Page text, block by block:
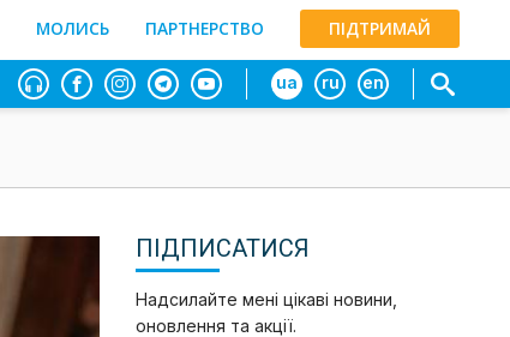
МОЛИСЬ ПАРТНЕРСТВО ПІДТРИМАЙ
ua ru en
ПІДПИСАТИСЯ
Надсилайте мені цікаві новини,
оновлення та акції.